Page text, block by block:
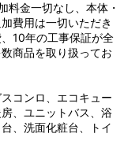
料金一切なし、本体・
費用は一切いただき
10年の工事保証が全
商品を取り扱ってお
コンロ、エコキュー
、ユニットバス、浴
、洗面化粧台、トイ